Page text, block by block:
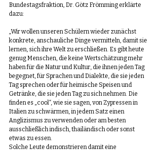
Bundestagsfraktion, Dr. Götz Frömming erklärte
dazu:
„Wir wollen unseren Schülern wieder zunächst
konkrete, anschauliche Dinge vermitteln, damit sie
lernen, sich ihre Welt zu erschließen. Es gibt heute
genug Menschen, die keine Wertschätzung mehr
haben für die Natur und Kultur, die ihnen jeden Tag
begegnet, für Sprachen und Dialekte, die sie jeden
Tag sprechen oder für heimische Speisen und
Getränke, die sie jeden Tag zu sich nehmen. Die
finden es „cool“, wie sie sagen, von Zypressen in
Italien zu schwärmen, in jedem Satz einen
Anglizismus zu verwenden oder am besten
ausschließlich indisch, thailändisch oder sonst
etwas zu essen.
Solche Leute demonstrieren damit eine